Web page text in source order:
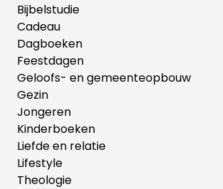
Bijbelstudie
Cadeau
Dagboeken
Feestdagen
Geloofs- en gemeenteopbouw
Gezin
Jongeren
Kinderboeken
Liefde en relatie
Lifestyle
Theologie